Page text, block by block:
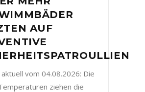
AUF
aktuell vom 04.08.2026: Die
ziehen die